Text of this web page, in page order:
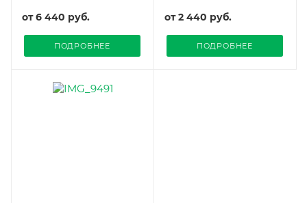
от6 440 руб.
ПОДРОБНЕЕ
от2 440 руб.
ПОДРОБНЕЕ